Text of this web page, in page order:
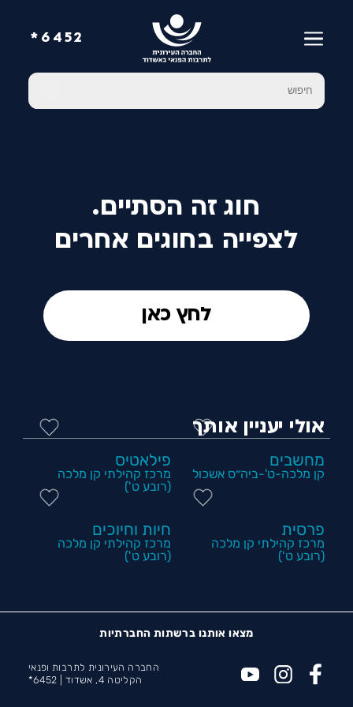
6452*
חוג זה הסתיים.
לצפייה בחוגים אחרים
לחץ כאן
אולי יעניין אותך
מחשבים
קן מלכה-ט'-ביה״ס אשכול
פילאטיס
מרכז קהילתי קן מלכה
(רובע ט')
פרסית
מרכז קהילתי קן מלכה
(רובע ט')
חיות וחיוכים
מרכז קהילתי קן מלכה
(רובע ט')
מצאו אותנו ברשתות החברתיות
החברה העירונית לתרבות ופנאי
הקליטה 4, אשדוד |
6452*